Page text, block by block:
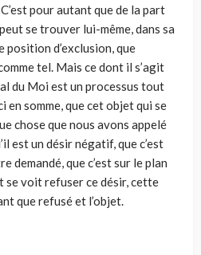
C’est pour autant que de la part
se trouver lui-même, dans sa
d’exclusion, que
tel. Mais ce dont il s’agit
du Moi est un proces­sus tout
en somme, que cet objet qui se
chose que nous avons appelé
est un désir négatif, que c’est
demandé, que c’est sur le plan
se voit refuser ce désir, cette
que refusé et l’objet.